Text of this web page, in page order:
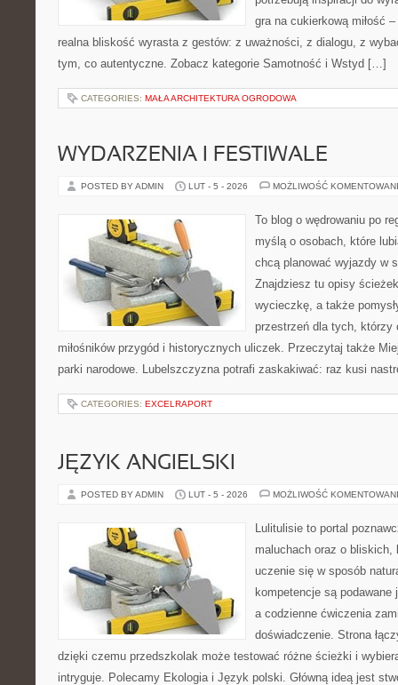
gra na cukierkową miłość
realna bliskość wyrasta z gestów: z uważności, z dialogu, z
tym, co autentyczne. Zobacz kategorie Samotność i Wstyd […]
CATEGORIES: MAŁA ARCHITEKTURA OGRODOWA
WYDARZENIA I FESTIWALE
POSTED BY ADMIN LUT - 5 - 2026 MOŻLIWOŚĆ
To blog o wędrowaniu po
myślą o osobach, które
chcą planować wyjazdy w
Znajdziesz tu opisy
wycieczkę, a także
przestrzeń dla tych, którzy
miłośników przygód i historycznych uliczek. Przeczytaj także
parki narodowe. Lubelszczyzna potrafi zaskakiwać: raz kusi
CATEGORIES: EXCELRAPORT
JĘZYK ANGIELSKI
POSTED BY ADMIN LUT - 5 - 2026 MOŻLIWOŚĆ
Lulitulisie to portal
maluchach oraz o
uczenie się w sposób
kompetencje są
a codzienne ćwiczenia
doświadczenie. Strona
dzięki czemu przedszkolak może testować różne ścieżki i
intryguje. Polecamy Ekologia i Język polski. Główną ideą jest